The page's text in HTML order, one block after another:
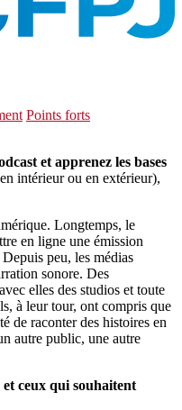
Points forts
et apprenez les bases
intérieur ou en extérieur),
Longtemps, le
en ligne une émission
peu, les médias
sonore. Des
elles des studios et toute
à leur tour, ont compris que
de raconter des histoires en
autre public, une autre
ceux qui souhaitent